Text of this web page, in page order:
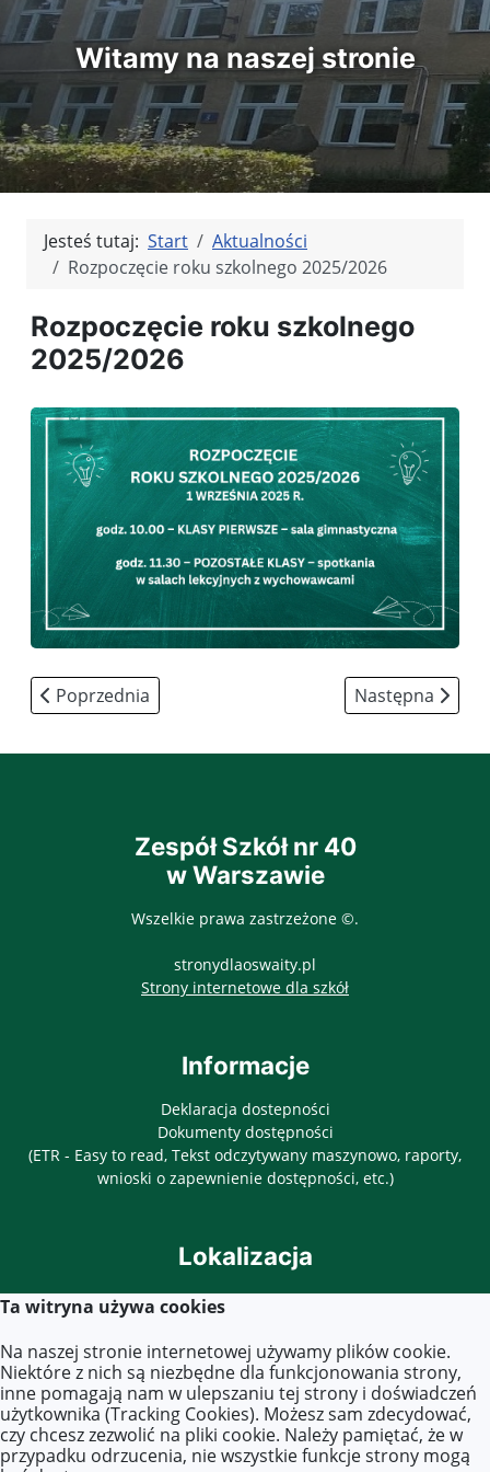
Witamy na naszej stronie
Jesteś tutaj: Start
Aktualności
Rozpoczęcie roku szkolnego 2025/2026
Rozpoczęcie roku szkolnego
2025/2026
Poprzednia strona: Uroczyste rozpoczęcie roku
Poprzednia Następna
Następna
Zespół Szkół nr 40
w Warszawie
Wszelkie prawa zastrzeżone ©.
stronydlaoswaity.pl
Strony internetowe dla szkółotwiera się w
Informacje
Deklaracja dostepności
Dokumenty dostępności
(ETR - Easy to read, Tekst odczytywany maszynowo, raporty,
wnioski o zapewnienie dostępności, etc.)
Lokalizacja
ul. Objazdowa 3
Kontakt
Tel. 22 619 45 40
E-mail: zs40@eduwarszawa.pl
Ta witryna używa cookies
Na naszej stronie internetowej używamy plików cookie.
Niektóre z nich są niezbędne dla funkcjonowania strony,
inne pomagają nam w ulepszaniu tej strony i doświadczeń
użytkownika (Tracking Cookies). Możesz sam zdecydować,
czy chcesz zezwolić na pliki cookie. Należy pamiętać, że w
przypadku odrzucenia, nie wszystkie funkcje strony mogą